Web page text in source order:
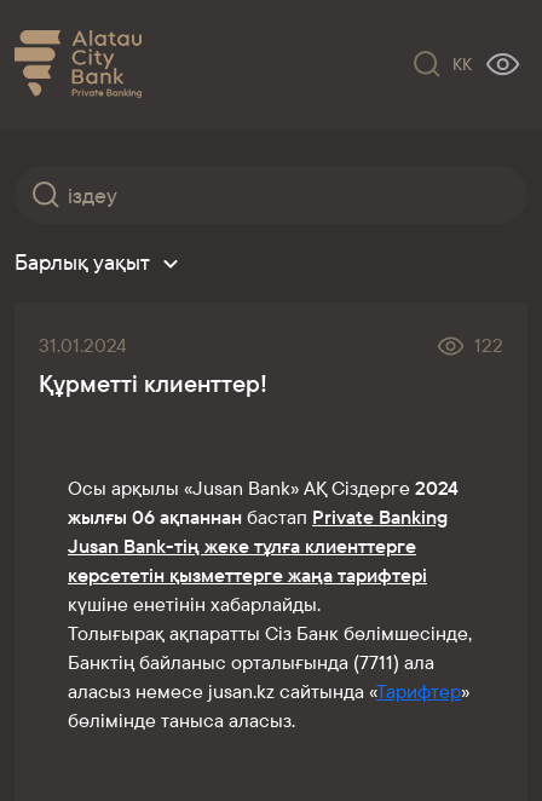
KK
Барлық уақыт
31.01.2024 122
Құрметті клиенттер!
Осы арқылы «Jusan Bank» АҚ Сіздерге2024
жылғы 06 ақпаннанбастап Private Banking
Jusan Bank-тің жеке тұлға клиенттерге
көрсететін қызметтерге жаңа тарифтері
күшіне енетінін хабарлайды.
Толығырақ ақпаратты Сіз Банк бөлімшесінде,
Банктің байланыс орталығында (7711) ала
аласыз немесе jusan.kz сайтында «Тарифтер»
бөлімінде таныса аласыз.